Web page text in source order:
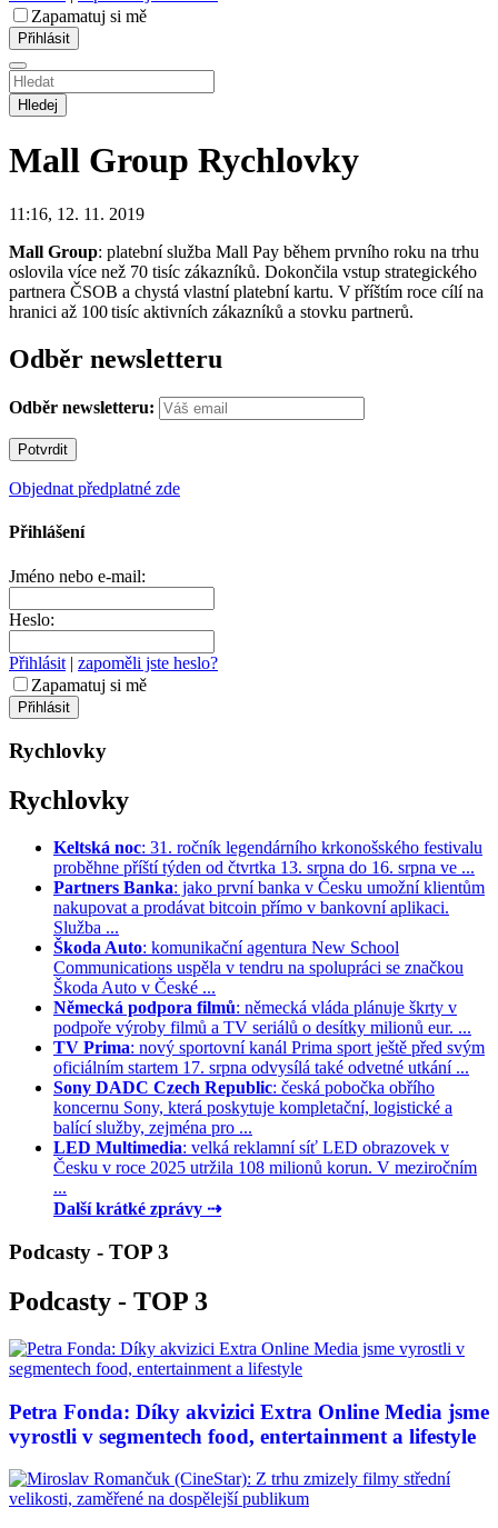
Zapamatuj si mě
Hledej
Mall Group Rychlovky
11:16, 12. 11. 2019
Mall Group: platební služba Mall Pay během prvního roku na trhu
oslovila více než 70 tisíc zákazníků. Dokončila vstup strategického
partnera ČSOB a chystá vlastní platební kartu. V příštím roce cílí na
hranici až 100 tisíc aktivních zákazníků a stovku partnerů.
Odběr newsletteru
Odběr newsletteru:
Objednat předplatné zde
Přihlášení
Jméno nebo e-mail:
Heslo:
Přihlásit | zapoměli jste heslo?
Zapamatuj si mě
Rychlovky
Rychlovky
Keltská noc: 31. ročník legendárního krkonošského festivalu
proběhne příští týden od čtvrtka 13. srpna do 16. srpna ve ...
Partners Banka: jako první banka v Česku umožní klientům
nakupovat a prodávat bitcoin přímo v bankovní aplikaci.
Služba ...
Škoda Auto: komunikační agentura New School
Communications uspěla v tendru na spolupráci se značkou
Škoda Auto v České ...
Německá podpora filmů: německá vláda plánuje škrty v
podpoře výroby filmů a TV seriálů o desítky milionů eur. ...
TV Prima: nový sportovní kanál Prima sport ještě před svým
oficiálním startem 17. srpna odvysílá také odvetné utkání ...
Sony DADC Czech Republic: česká pobočka obřího
koncernu Sony, která poskytuje kompletační, logistické a
balící služby, zejména pro ...
LED Multimedia: velká reklamní síť LED obrazovek v
Česku v roce 2025 utržila 108 milionů korun. V meziročním
...
Další krátké zprávy ⇢
Podcasty - TOP 3
Podcasty - TOP 3
Petra Fonda: Díky akvizici Extra Online Media jsme
vyrostli v segmentech food, entertainment a lifestyle